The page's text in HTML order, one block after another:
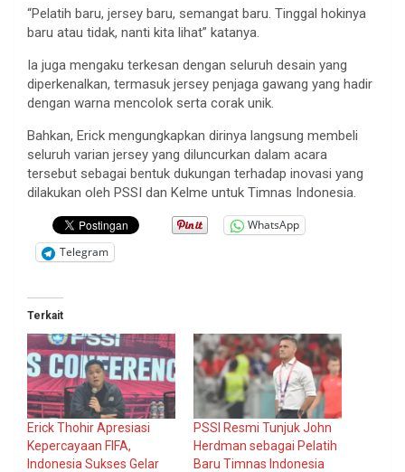
“Pelatih baru, jersey baru, semangat baru. Tinggal hokinya
baru atau tidak, nanti kita lihat” katanya.
Ia juga mengaku terkesan dengan seluruh desain yang
diperkenalkan, termasuk jersey penjaga gawang yang hadir
dengan warna mencolok serta corak unik.
Bahkan, Erick mengungkapkan dirinya langsung membeli
seluruh varian jersey yang diluncurkan dalam acara
tersebut sebagai bentuk dukungan terhadap inovasi yang
dilakukan oleh PSSI dan Kelme untuk Timnas Indonesia.
WhatsApp
Telegram
Terkait
Erick Thohir Apresiasi
Kepercayaan FIFA,
Indonesia Sukses Gelar
PSSI Resmi Tunjuk John
Herdman sebagai Pelatih
Baru Timnas Indonesia